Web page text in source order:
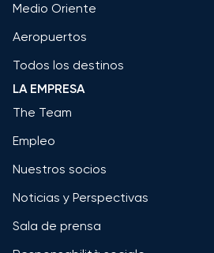
Medio Oriente
Aeropuertos
Todos los destinos
LA EMPRESA
The Team
Empleo
Nuestros socios
Noticias y Perspectivas
Sala de prensa